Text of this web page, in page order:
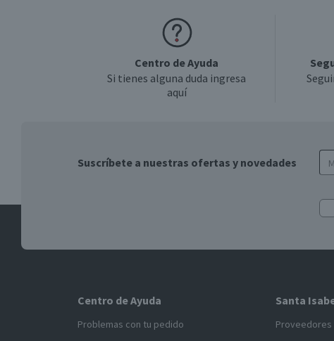
Centro de Ayuda
Si tienes alguna duda ingresa
aquí
Suscríbete a nuestras ofertas y novedades
Centro de Ayuda
Problemas con tu pedido
Santa
Proveedores